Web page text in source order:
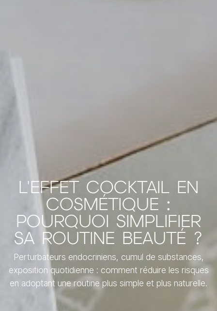
L'EFFET COCKTAIL EN
COSMÉTIQUE :
POURQUOI SIMPLIFIER
SA ROUTINE BEAUTÉ ?
Perturbateurs endocriniens, cumul de substances,
exposition quotidienne : comment réduire les risques
en adoptant une routine plus simple et plus naturelle.